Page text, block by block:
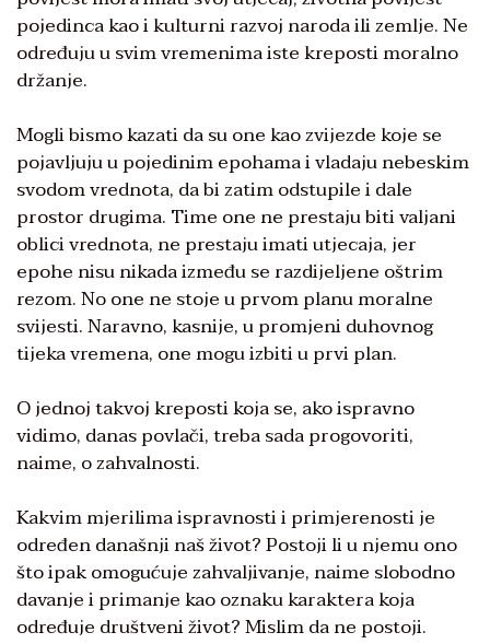
pojedinca kao i kulturni razvoj naroda ili zemlje. Ne
određuju u svim vremenima iste kreposti moralno
držanje.
Mogli bismo kazati da su one kao zvijezde koje se
pojavljuju u pojedinim epohama i vladaju nebeskim
svodom vrednota, da bi zatim odstupile i dale
prostor drugima. Time one ne prestaju biti valjani
oblici vrednota, ne prestaju imati utjecaja, jer
epohe nisu nikada između se razdijeljene oštrim
rezom. No one ne stoje u prvom planu moralne
svijesti. Naravno, kasnije, u promjeni duhovnog
tijeka vremena, one mogu izbiti u prvi plan.
O jednoj takvoj kreposti koja se, ako ispravno
vidimo, danas povlači, treba sada progovoriti,
naime, o zahvalnosti.
Kakvim mjerilima ispravnosti i primjerenosti je
određen današnji naš život? Postoji li u njemu ono
što ipak omogućuje zahvaljivanje, naime slobodno
davanje i primanje kao oznaku karaktera koja
određuje društveni život? Mislim da ne postoji.